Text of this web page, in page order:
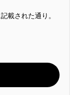
載された通り。